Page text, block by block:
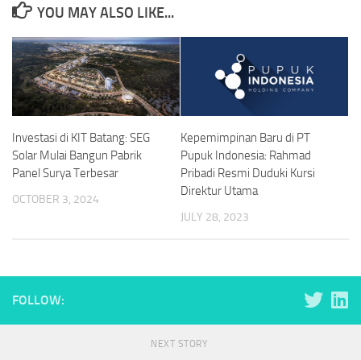
YOU MAY ALSO LIKE...
Investasi di KIT Batang: SEG
Solar Mulai Bangun Pabrik
Panel Surya Terbesar
OCTOBER 3, 2024
Kepemimpinan Baru di PT
Pupuk Indonesia: Rahmad
Pribadi Resmi Duduki Kursi
Direktur Utama
JULY 28, 2023
FOLLOW:
NEXT STORY